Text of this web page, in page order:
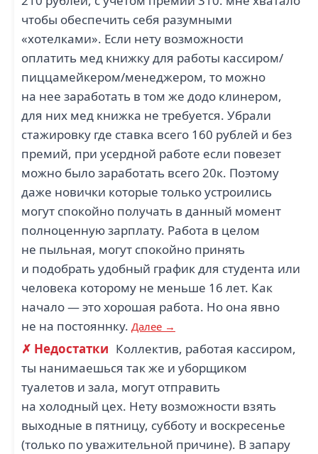
чтобы обеспечить себя разумными
«хотелками». Если нету возможности
оплатить мед книжку для работы кассиром/
пиццамейкером/менеджером, то можно
на нее заработать в том же додо клинером,
для них мед книжка не требуется. Убрали
стажировку где ставка всего 160 рублей и без
премий, при усердной работе если повезет
можно было заработать всего 20к. Поэтому
даже новички которые только устроились
могут спокойно получать в данный момент
полноценную зарплату. Работа в целом
не пыльная, могут спокойно принять
и подобрать удобный график для студента или
человека которому не меньше 16 лет. Как
начало — это хорошая работа. Но она явно
не на постояннку. Далее →
✗ Недостатки Коллектив, работая кассиром,
ты нанимаешься так же и уборщиком
туалетов и зала, могут отправить
на холодный цех. Нету возможности взять
выходные в пятницу, субботу и воскресенье
(только по уважительной причине). В запару